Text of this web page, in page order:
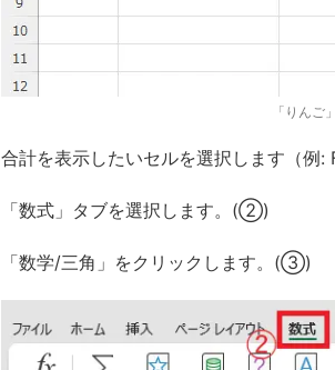
「りんご
合計を表示したいセルを選択します（
「数式」タブを選択します。(②)
「数学/三角」をクリックします。(③)